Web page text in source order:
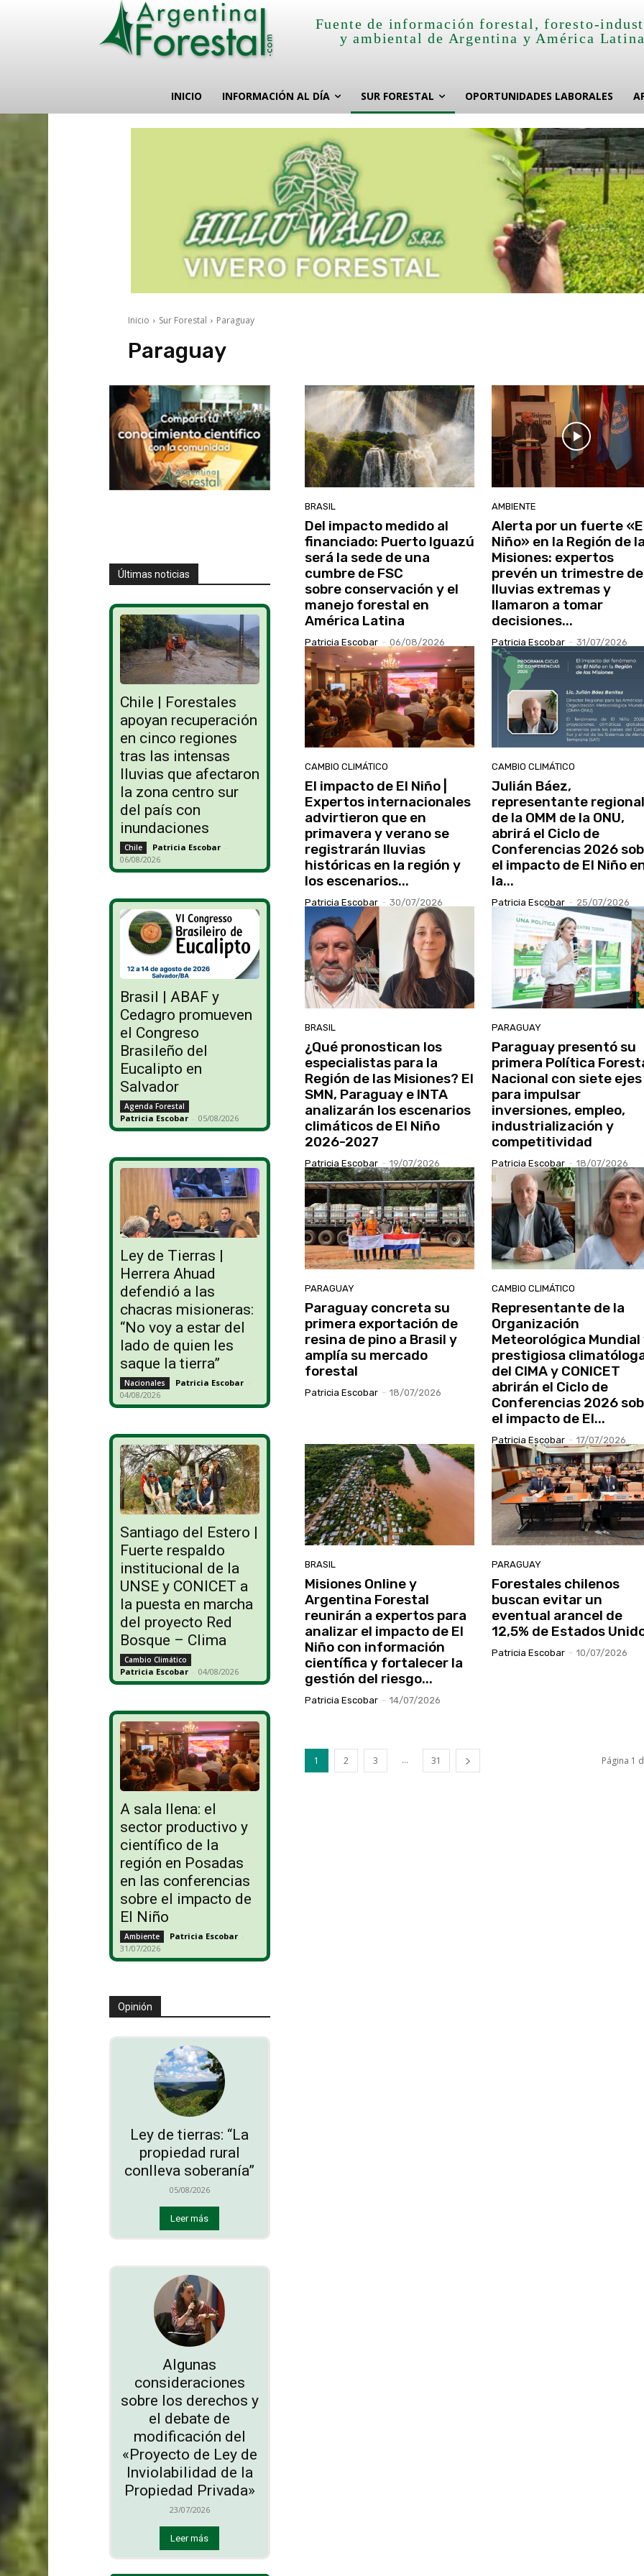
Fuente de información forestal, foresto-
y ambiental de Argentina y América
INICIO INFORMACIÓN AL DÍA SUR FORESTAL OPORTUNIDADES LABORALES
Inicio Sur Forestal Paraguay
Paraguay
Últimas noticias
Chile | Forestales
apoyan recuperación
en cinco regiones
tras las intensas
lluvias que afectaron
la zona centro sur
del país con
inundaciones
Chile Patricia Escobar -
06/08/2026
Brasil | ABAF y
Cedagro promueven
el Congreso
Brasileño del
Eucalipto en
Salvador
Agenda Forestal
Patricia Escobar - 05/08/2026
Ley de Tierras |
Herrera Ahuad
defendió a las
chacras misioneras:
“No voy a estar del
lado de quien les
saque la tierra”
Nacionales Patricia Escobar -
04/08/2026
Santiago del Estero |
Fuerte respaldo
institucional de la
UNSE y CONICET a
la puesta en marcha
del proyecto Red
Bosque – Clima
Cambio Climático
Patricia Escobar - 04/08/2026
A sala llena: el
sector productivo y
científico de la
región en Posadas
en las conferencias
sobre el impacto de
El Niño
Ambiente Patricia Escobar -
31/07/2026
Opinión
Ley de tierras: “La
propiedad rural
conlleva soberanía”
05/08/2026
Leer más
Algunas
consideraciones
sobre los derechos y
el debate de
modificación del
«Proyecto de Ley de
Inviolabilidad de la
Propiedad Privada»
23/07/2026
Leer más
BRASIL
Del impacto medido al
financiado: Puerto Iguazú
será la sede de una
cumbre de FSC
sobre conservación y el
manejo forestal en
América Latina
Patricia Escobar - 06/08/2026
AMBIENTE
Alerta por un fuerte
Niño» en la Región de
Misiones: expertos
prevén un trimestre de
lluvias extremas y
llamaron a tomar
decisiones...
Patricia Escobar - 31/07/2026
CAMBIO CLIMÁTICO
El impacto de El Niño |
Expertos internacionales
advirtieron que en
primavera y verano se
registrarán lluvias
históricas en la región y
los escenarios...
Patricia Escobar - 30/07/2026
CAMBIO CLIMÁTICO
Julián Báez,
representante regional
de la OMM de la ONU,
abrirá el Ciclo de
Conferencias 2026
el impacto de El Niño
la...
Patricia Escobar - 25/07/2026
BRASIL
¿Qué pronostican los
especialistas para la
Región de las Misiones? El
SMN, Paraguay e INTA
analizarán los escenarios
climáticos de El Niño
2026-2027
Patricia Escobar - 19/07/2026
PARAGUAY
Paraguay presentó su
primera Política
Nacional con siete ejes
para impulsar
inversiones, empleo,
industrialización y
competitividad
Patricia Escobar - 18/07/2026
PARAGUAY
Paraguay concreta su
primera exportación de
resina de pino a Brasil y
amplía su mercado
forestal
Patricia Escobar - 18/07/2026
CAMBIO CLIMÁTICO
Representante de la
Organización
Meteorológica Mundial
prestigiosa
del CIMA y CONICET
abrirán el Ciclo de
Conferencias 2026
el impacto de El...
Patricia Escobar - 17/07/2026
BRASIL
Misiones Online y
Argentina Forestal
reunirán a expertos para
analizar el impacto de El
Niño con información
científica y fortalecer la
gestión del riesgo...
Patricia Escobar - 14/07/2026
PARAGUAY
Forestales chilenos
buscan evitar un
eventual arancel de
12,5% de Estados
Patricia Escobar - 10/07/2026
1 2 3 ... 31 Página 1